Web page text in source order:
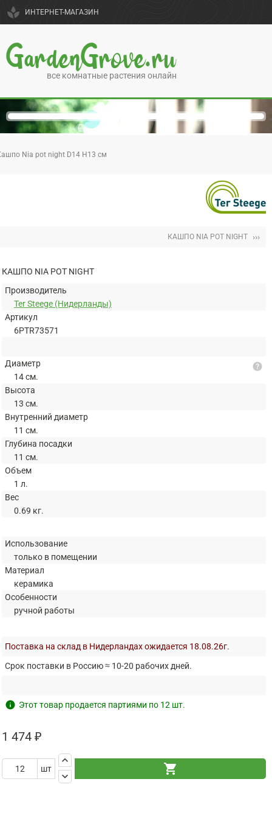
spa ИНТЕРНЕТ-МАГАЗИН
GardenGrove.ru
все комнатные растения онлайн
Nia pot night D14 H13 см
КАШПО NIA POT NIGHT ›››
КАШПО NIA POT NIGHT
Производитель
Ter Steege (Нидерланды)
Артикул
6PTR73571
Диаметр
14 см.
Высота
13 см.
Внутренний диаметр
11 см.
Глубина посадки
11 см.
Объем
1 л.
Вес
0.69 кг.
help
Использование
только в помещении
Материал
керамика
Особенности
ручной работы
Поставка на склад в Нидерландах ожидается 18.08.26г.
Срок поставки в Россию ≈ 10-20 рабочих дней.
info Этот товар продается партиями по 12 шт.
1 474 ₽
шт
keyboard_arrow_up
keyboard_arrow_down
shopping_cart